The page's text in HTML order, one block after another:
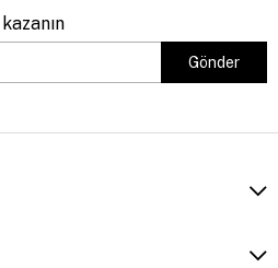
kazanın
Gönder